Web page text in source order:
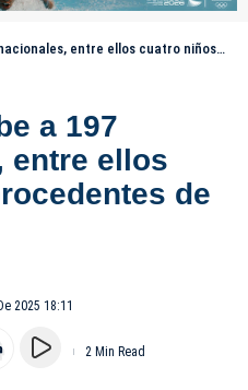
ellos cuatro niños, procedentes de EE.UU.
a 197
entre ellos
de
2025 18:11
2 Min Read